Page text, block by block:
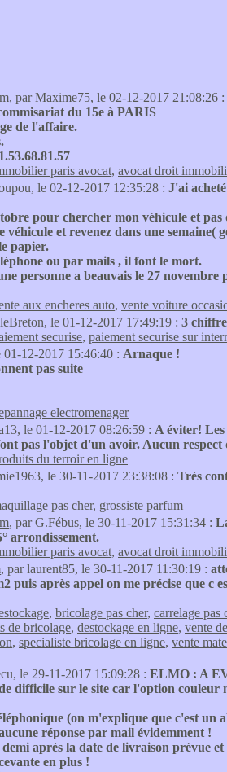
, par Maxime75, le 02-12-2017 21:08:26 :
du 15e à PARIS
de l'affaire.
paris avocat, avocat droit
le 02-12-2017 12:35:28 : J'ai
pour chercher mon véhicule et
véhicule et revenez dans une
papier.
ou par mails , il font le mort.
personne a beauvais le 27 novembre
aux encheres auto, vente voiture
le 01-12-2017 17:49:19 : 3
securise, paiement securise sur
01-12-2017 15:46:40 : Arnaque !
pas suite
electromenager
le 01-12-2017 08:26:59 : A éviter!
pas l'objet d'un avoir. Aucun respect
du terroir en ligne
le 30-11-2017 23:38:08 : Très
pas cher, grossiste parfum
, par G.Fébus, le 30-11-2017 15:31:34 :
arrondissement.
paris avocat, avocat droit
, par laurent85, le 30-11-2017 11:30:19 :
puis après appel on me précise que c
, bricolage pas cher, carrelage pas
de bricolage, destockage en ligne, vente
, specialiste bricolage en ligne, vente
le 29-11-2017 15:09:28 : ELMO : A
difficile sur le site car l'option
(on m'explique que c'est
réponse par mail évidemment !
après la date de livraison prévue
en plus !